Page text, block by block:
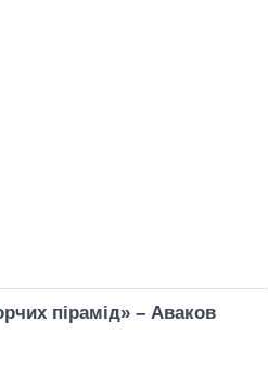
пірамід» – Аваков